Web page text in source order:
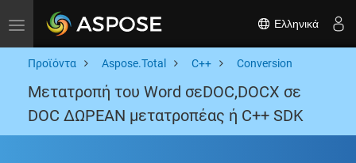
Toggle navigation Ελληνικά
Προϊόντα Aspose.Total C++ Conversion
Μετατροπή του Word σεDOC,DOCX σε
DOC ΔΩΡΕΑΝ μετατροπέας ή C++ SDK